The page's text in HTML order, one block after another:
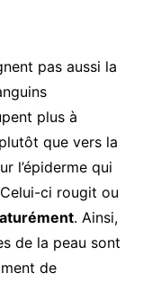
pas aussi la
plus à
que vers la
l’épiderme qui
ci rougit ou
. Ainsi,
de la peau sont
de